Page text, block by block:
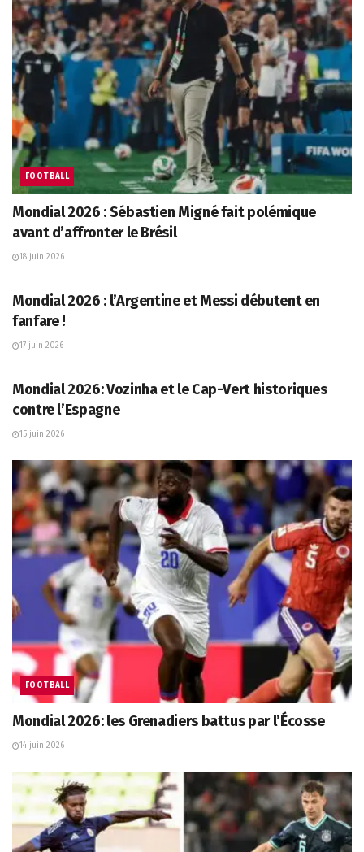
FOOTBALL
Mondial 2026 : Sébastien Migné fait polémique
avant d’affronter le Brésil
18 juin 2026
Mondial 2026 : l’Argentine et Messi débutent en
fanfare !
17 juin 2026
Mondial 2026: Vozinha et le Cap-Vert historiques
contre l’Espagne
15 juin 2026
FOOTBALL
Mondial 2026: les Grenadiers battus par l’Écosse
14 juin 2026